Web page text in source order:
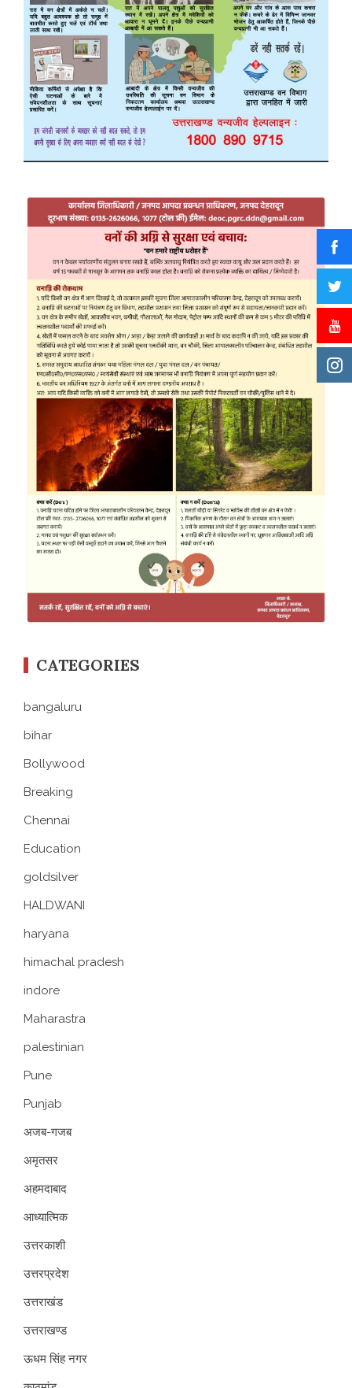
CATEGORIES
bangaluru
bihar
Bollywood
Breaking
Chennai
Education
goldsilver
HALDWANI
haryana
himachal pradesh
indore
Maharastra
palestinian
Pune
Punjab
अजब-गजब
अमृतसर
अहमदाबाद
आध्यात्मिक
उत्तरकाशी
उत्तरप्रदेश
उत्तराखंड
उत्तराखण्ड
ऊधम सिंह नगर